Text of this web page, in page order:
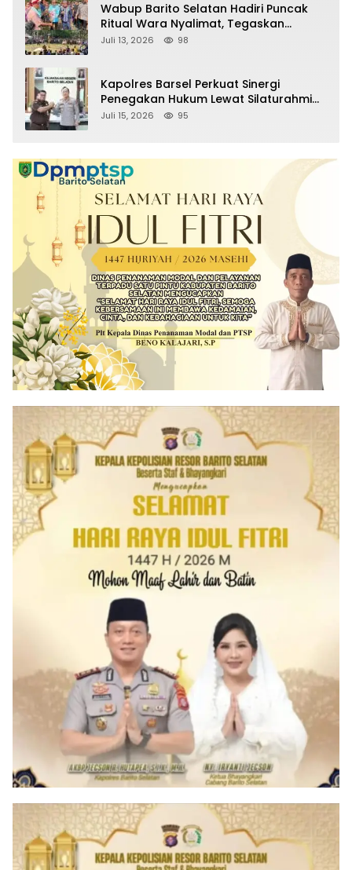
Wabup Barito Selatan Hadiri Puncak
Ritual Wara Nyalimat, Tegaskan
Komitmen Lestarikan Budaya Dayak
Juli 13, 2026 98
Kapolres Barsel Perkuat Sinergi
Penegakan Hukum Lewat Silaturahmi
dengan Kajari Barito Selatan
Juli 15, 2026 95